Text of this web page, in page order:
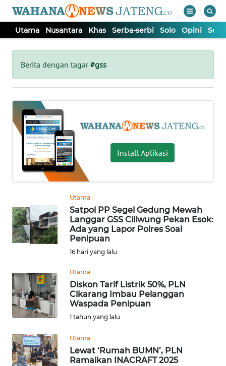
Utama Nusantara Khas Serba-serbi Solo Opini
Berita dengan tagar#gss
Install Aplikasi
Utama
Satpol PP Segel Gedung Mewah
Langgar GSS Ciliwung Pekan Esok:
Ada yang Lapor Polres Soal
Penipuan
16 hari yang lalu
Utama
Diskon Tarif Listrik 50%, PLN
Cikarang Imbau Pelanggan
Waspada Penipuan
1 tahun yang lalu
Utama
Lewat ‘Rumah BUMN’, PLN
Ramaikan INACRAFT 2025
Tutup
UTAMA
NUSANTARA
KHAS
SERBA-
SERBI
SOLO
OPINI
BOROBUDUR
INDEKS
BERITA